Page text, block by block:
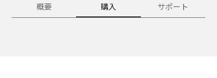
概要 購入 サポート